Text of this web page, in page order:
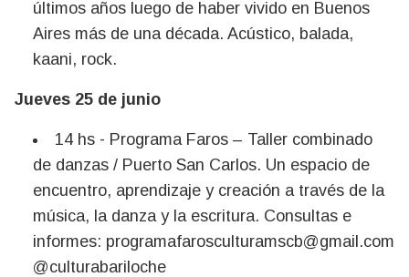
últimos años luego de haber vivido en Buenos
Aires más de una década. Acústico, balada,
kaani, rock.
Jueves 25 de junio
14 hs - Programa Faros – Taller combinado
de danzas / Puerto San Carlos. Un espacio de
encuentro, aprendizaje y creación a través de la
música, la danza y la escritura. Consultas e
informes: programafarosculturamscb@gmail.com
@culturabariloche